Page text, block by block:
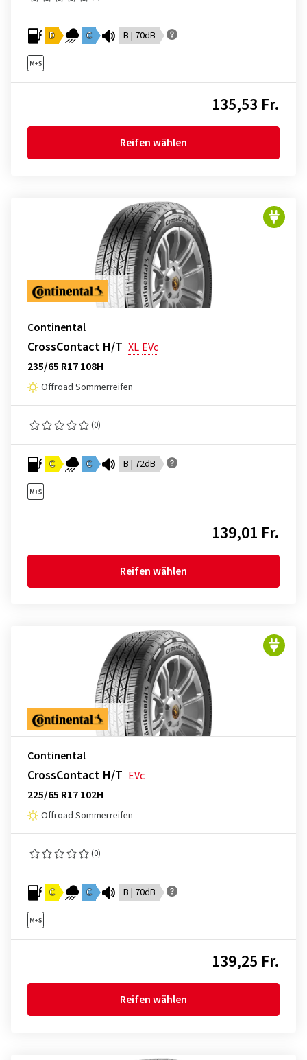
D C B | 70dB
135,53 Fr.
Reifen wählen
Continental
CrossContact H/T XL EVc
235/65 R17 108H
Offroad Sommerreifen
(0)
C C B | 72dB
139,01 Fr.
Reifen wählen
Continental
CrossContact H/T EVc
225/65 R17 102H
Offroad Sommerreifen
(0)
C C B | 70dB
139,25 Fr.
Reifen wählen